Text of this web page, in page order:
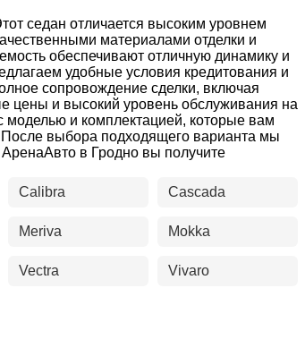
седан отличается высоким уровнем
материалами отделки и
обеспечивают отличную динамику и
удобные условия кредитования и
сопровождение сделки, включая
цены и высокий уровень обслуживания на
моделью и комплектацией, которые вам
После выбора подходящего варианта мы
в Гродно вы получите
Calibra Cascada
Meriva Mokka
Vectra Vivaro